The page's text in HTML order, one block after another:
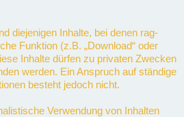
diejenigen Inhalte, bei denen rag-
Funktion (z.B. „Download“ oder
Inhalte dürfen zu privaten Zwecken
werden. Ein Anspruch auf ständige
besteht jedoch nicht.
Verwendung von Inhalten